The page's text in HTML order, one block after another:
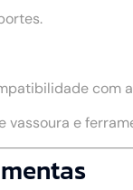
com
vassoura e